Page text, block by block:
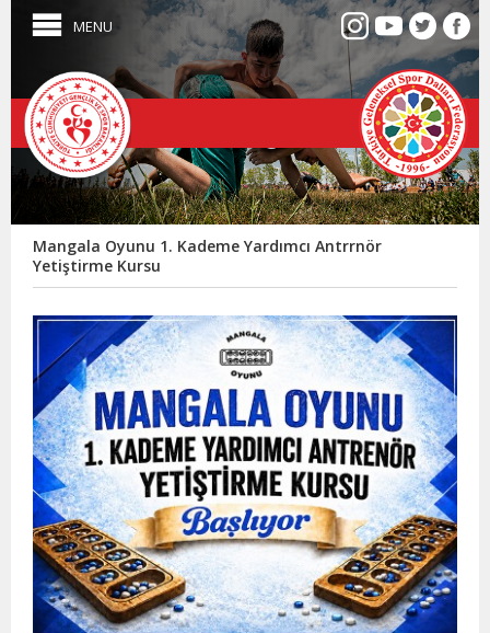
MENU
Mangala Oyunu 1. Kademe Yardımcı Antrrnör
Yetiştirme Kursu